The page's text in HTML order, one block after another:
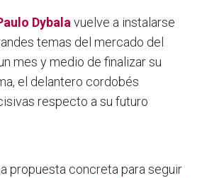
Dybala vuelve a instalarse
temas del mercado del
mes y medio de finalizar su
el delantero cordobés
respecto a su futuro
propuesta concreta para seguir